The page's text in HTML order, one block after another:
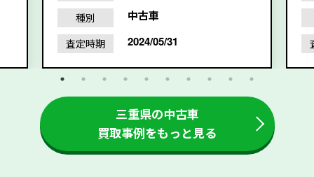
種別 中古車
査定時期 2024/05/31
三重県の中古車
買取事例をもっと見る